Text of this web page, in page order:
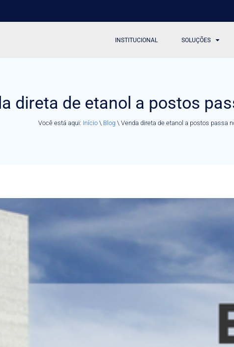
INSTITUCIONAL SOLUÇÕES
direta de etanol a postos
Você está aqui: Início \ Blog \ Venda direta de etanol a postos passa